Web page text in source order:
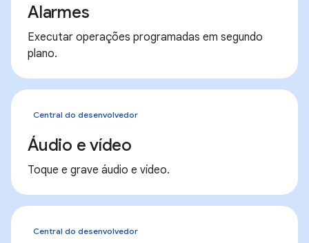
Alarmes
Executar operações programadas em segundo
plano.
Central do desenvolvedor
Áudio e vídeo
Toque e grave áudio e vídeo.
Central do desenvolvedor